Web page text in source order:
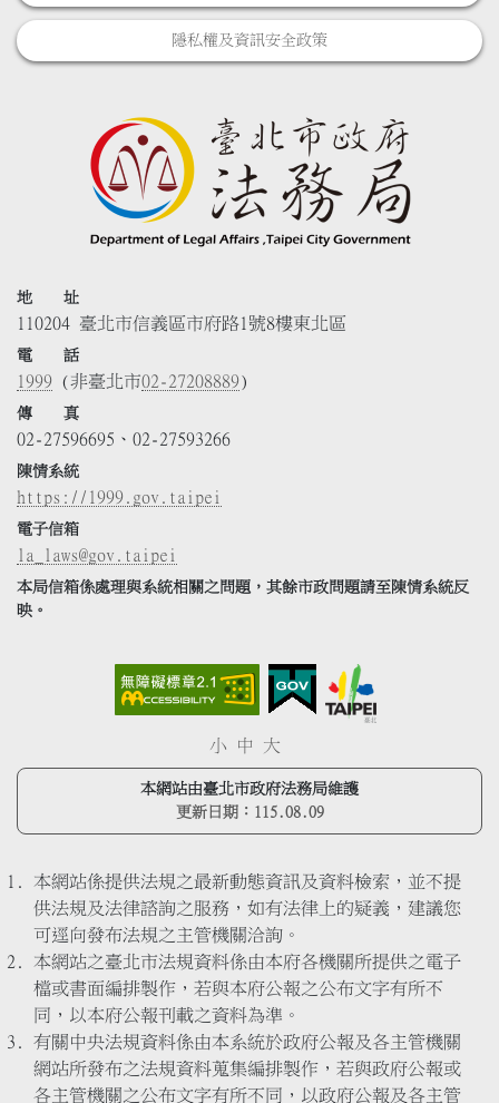
隱私權及資訊安全政策
地 址
110204 臺北市信義區市府路1號8樓東北區
電 話
1999 (非臺北市02-27208889)
傳 真
02-27596695、02-27593266
陳情系統
https://1999.gov.taipei
電子信箱
la_laws@gov.taipei
本局信箱係處理與系統相關之問題，其餘市政問題請至陳情系統反
映。
小 中 大
本網站由臺北市政府法務局維護
更新日期： 115.08.09
本網站係提供法規之最新動態資訊及資料檢索，並不提
供法規及法律諮詢之服務，如有法律上的疑義，建議您
可逕向發布法規之主管機關洽詢。
本網站之臺北市法規資料係由本府各機關所提供之電子
檔或書面編排製作，若與本府公報之公布文字有所不
同，以本府公報刊載之資料為準。
有關中央法規資料係由本系統於政府公報及各主管機關
網站所發布之法規資料蒐集編排製作，若與政府公報或
各主管機關之公布文字有所不同，以政府公報及各主管